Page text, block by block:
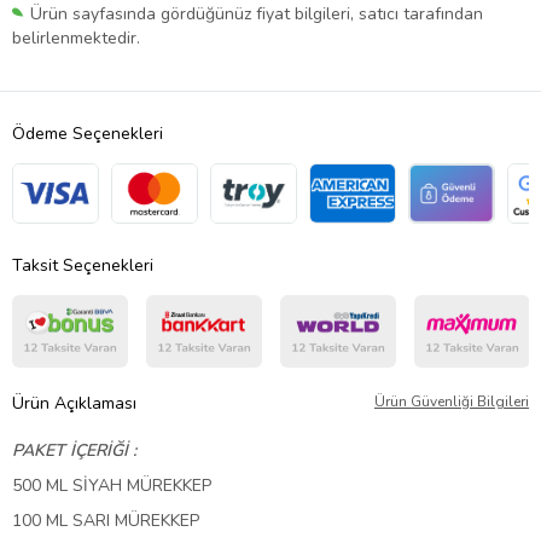
Ürün sayfasında gördüğünüz fiyat bilgileri, satıcı tarafından
belirlenmektedir.
Ödeme Seçenekleri
Taksit Seçenekleri
Ürün Açıklaması Ürün Güvenliği Bilgileri
PAKET İÇERİĞİ :
500 ML SİYAH MÜREKKEP
100 ML SARI MÜREKKEP